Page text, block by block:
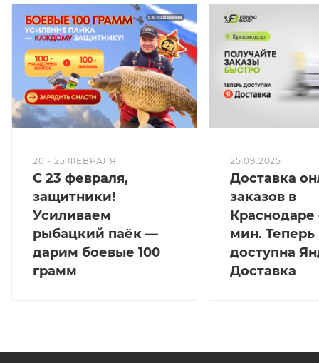
20 - 25 ФЕВРАЛЯ
С 23 февраля,
защитники!
Усиливаем
рыбацкий паёк —
дарим боевые 100
грамм
25.09.2025
Доставка
заказов в
Краснодаре
мин. Теперь
доступна
Доставка